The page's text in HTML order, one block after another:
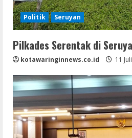
Politik Seruyan
Pilkades Serentak di
kotawaringinnews.co.id 11